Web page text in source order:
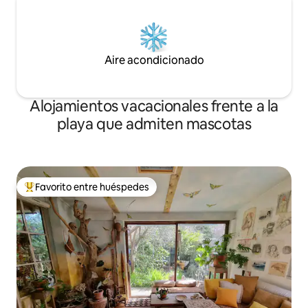
Aire acondicionado
Alojamientos vacacionales frente a la
playa que admiten mascotas
Favorito entre huéspedes preferido
Favorito entre huéspedes